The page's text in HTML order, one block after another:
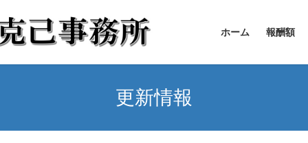
ホーム 報酬額
更新情報